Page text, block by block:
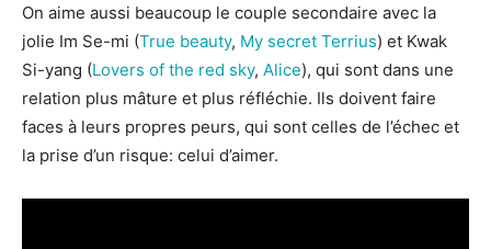
On aime aussi beaucoup le couple secondaire avec la
jolie Im Se-mi (True beauty, My secret Terrius) et Kwak
Si-yang (Lovers of the red sky, Alice), qui sont dans une
relation plus mâture et plus réfléchie. Ils doivent faire
faces à leurs propres peurs, qui sont celles de l’échec et
la prise d’un risque: celui d’aimer.